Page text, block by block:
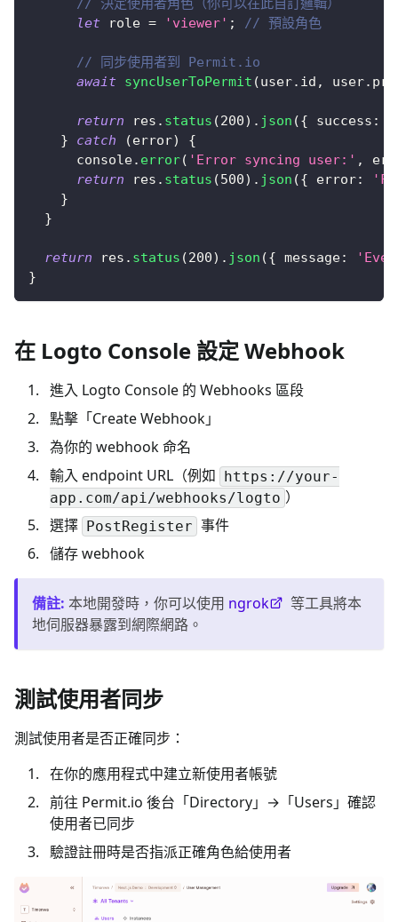
// 決定使用者角色（你可以在此自訂邏輯）
let role = 'viewer' ; // 預設角色
// 同步使用者到 Permit.io
await syncUserToPermit (user. id , user.
return res . status (200) . json ({ success :
}
catch (error)
{
console. error( 'Error syncing user:' ,
return res . status (500) . json ({ error:
}
}
return res . status (200) . json ({ message:
}
在 Logto Console 設定 Webhook
進入 Logto Console 的 Webhooks 區段
點擊「Create Webhook」
為你的 webhook 命名
輸入 endpoint URL（例如 https://your-
app.com/api/webhooks/logto ）
選擇 PostRegister 事件
儲存 webhook
備註: 本地開發時，你可以使用 ngrok
等工具將本
地伺服器暴露到網際網路。
測試使用者同步
測試使用者是否正確同步：
在你的應用程式中建立新使用者帳號
前往 Permit.io 後台「Directory」→「Users」確認
使用者已同步
驗證註冊時是否指派正確角色給使用者